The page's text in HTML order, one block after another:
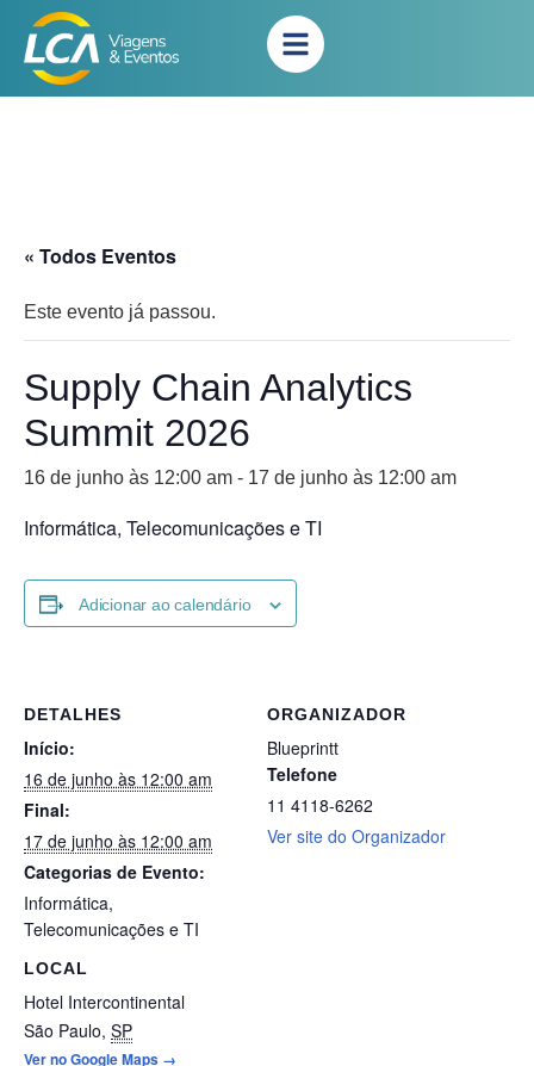
« Todos Eventos
Este evento já passou.
Supply Chain Analytics
Summit 2026
16 de junho às 12:00 am - 17 de junho às 12:00 am
Informática, Telecomunicações e TI
Adicionar ao calendário
DETALHES
Início:
16 de junho às 12:00 am
Final:
17 de junho às 12:00 am
Categorias de Evento:
Informática,
Telecomunicações e TI
LOCAL
Hotel Intercontinental
São Paulo, SP
Ver no Google Maps →
ORGANIZADOR
Blueprintt
Telefone
11 4118-6262
Ver site do Organizador